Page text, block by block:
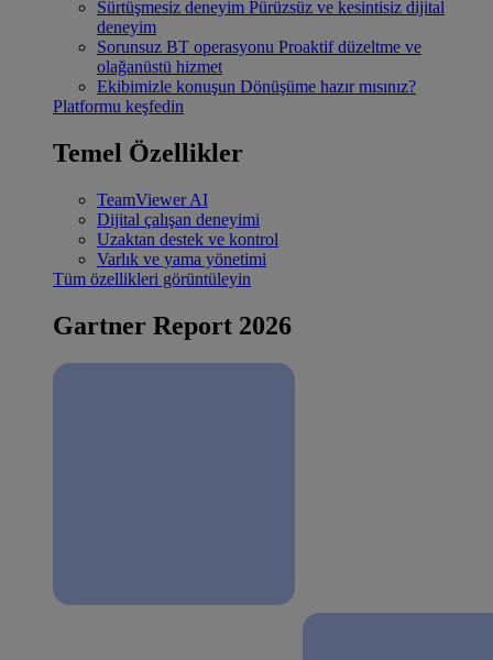
Sürtüşmesiz deneyim Pürüzsüz ve kesintisiz dijital
deneyim
Sorunsuz BT operasyonu Proaktif düzeltme ve
olağanüstü hizmet
Ekibimizle konuşun Dönüşüme hazır mısınız?
Platformu keşfedin
Temel Özellikler
TeamViewer AI
Dijital çalışan deneyimi
Uzaktan destek ve kontrol
Varlık ve yama yönetimi
Tüm özellikleri görüntüleyin
Gartner Report 2026